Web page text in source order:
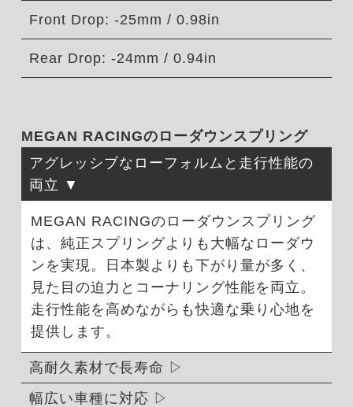
Front Drop: -25mm / 0.98in
Rear Drop: -24mm / 0.94in
MEGAN RACINGのローダウンスプリング
アグレッシブなローフォルムと走行性能の
両立
MEGAN RACINGのローダウンスプリング
は、純正スプリングよりも大幅なローダウ
ンを実現。日本製よりも下がり量が多く、
見た目の迫力とコーナリング性能を両立。
走行性能を高めながらも快適な乗り心地を
提供します。
高耐久素材で長寿命
幅広い車種に対応